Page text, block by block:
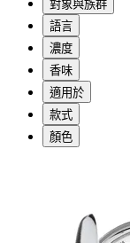
對象與族群
語言
濃度
香味
適用於
款式
顏色